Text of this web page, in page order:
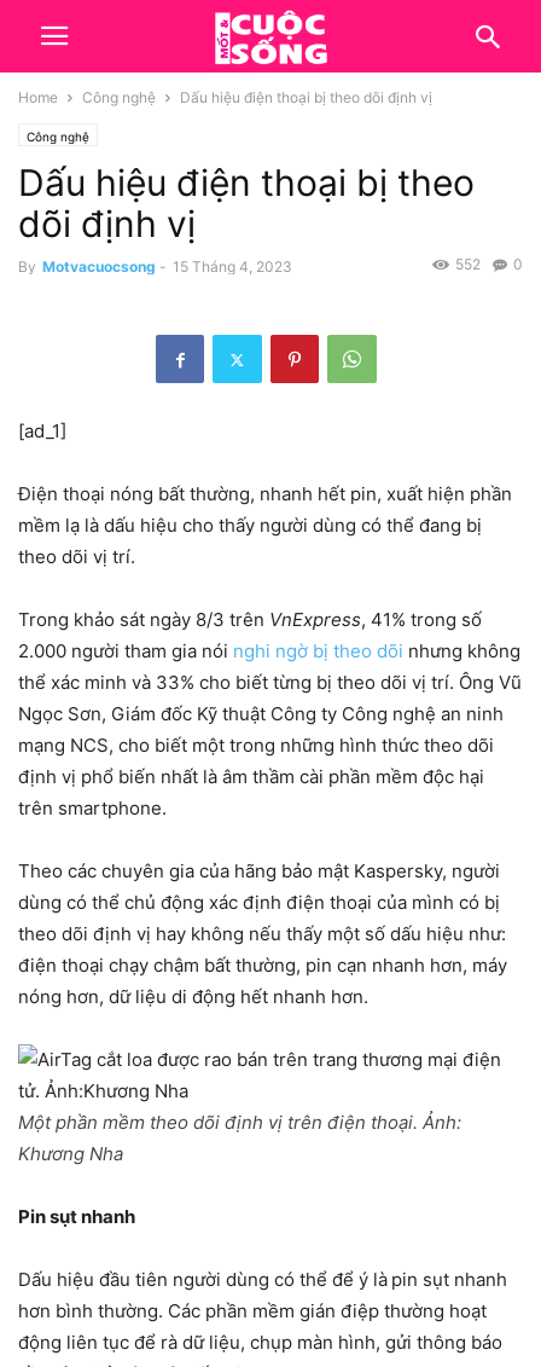
Home Công nghệ Dấu hiệu điện thoại bị theo dõi định vị
Công nghệ
Dấu hiệu điện thoại bị theo
dõi định vị
By Motvacuocsong - 15 Tháng 4, 2023 0
552
[ad_1]
Điện thoại nóng bất thường, nhanh hết pin, xuất hiện phần
mềm lạ là dấu hiệu cho thấy người dùng có thể đang bị
theo dõi vị trí.
Trong khảo sát ngày 8/3 trên VnExpress, 41% trong số
2.000 người tham gia nói nghi ngờ bị theo dõi nhưng không
thể xác minh và 33% cho biết từng bị theo dõi vị trí. Ông Vũ
Ngọc Sơn, Giám đốc Kỹ thuật Công ty Công nghệ an ninh
mạng NCS, cho biết một trong những hình thức theo dõi
định vị phổ biến nhất là âm thầm cài phần mềm độc hại
trên smartphone.
Theo các chuyên gia của hãng bảo mật Kaspersky, người
dùng có thể chủ động xác định điện thoại của mình có bị
theo dõi định vị hay không nếu thấy một số dấu hiệu như:
điện thoại chạy chậm bất thường, pin cạn nhanh hơn, máy
nóng hơn, dữ liệu di động hết nhanh hơn.
Một phần mềm theo dõi định vị trên điện thoại. Ảnh:
Khương Nha
Pin sụt nhanh
Dấu hiệu đầu tiên người dùng có thể để ý là pin sụt nhanh
hơn bình thường. Các phần mềm gián điệp thường hoạt
động liên tục để rà dữ liệu, chụp màn hình, gửi thông báo